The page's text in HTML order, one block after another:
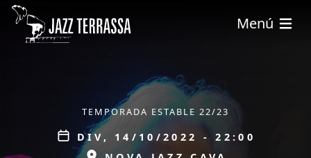
Vés al contingut
Menú
TEMPORADA ESTABLE 22/23
Data
DIV, 14/10/2022 - 22:00